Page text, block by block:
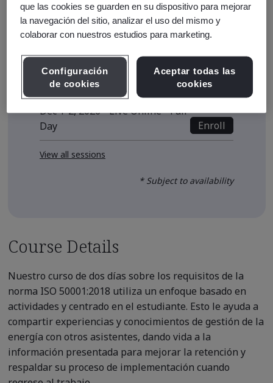
USD $1180.00
Upcoming Sessions
Sep 22-23, 2026 - Live Online -
Full Day
Enroll
Dec 1-2, 2026 - Live Online - Full
Day
Enroll
View all sessions
* Subject to availability
Course Details
Nuestro curso de dos días sobre los requisitos de la
norma ISO 50001:2018 utiliza un enfoque basado en
actividades y centrado en el estudiante. Esto le ayuda a
compartir experiencias y conocimientos de gestión de la
energía con otros asistentes, dando vida a la
información presentada para mejorar la retención y
respaldar su proceso de implementación cuando
que las cookies se guarden en su dispositivo para mejorar
la navegación del sitio, analizar el uso del mismo y
colaborar con nuestros estudios para marketing.
Configuración
de cookies
Aceptar todas las
cookies